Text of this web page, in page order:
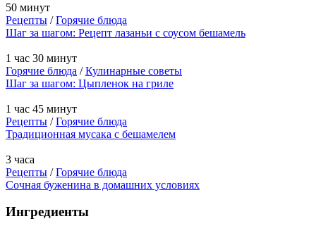
50 минут
Рецепты /Горячие блюда
Шаг за шагом: Рецепт лазаньи с соусом бешамель
1 час 30 минут
Горячие блюда /Кулинарные советы
Шаг за шагом: Цыпленок на гриле
1 час 45 минут
Рецепты /Горячие блюда
Традиционная мусака с бешамелем
3 часа
Рецепты /Горячие блюда
Сочная буженина в домашних условиях
Ингредиенты